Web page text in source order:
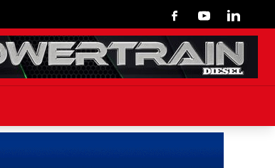
FacebookYoutubeLinkedin